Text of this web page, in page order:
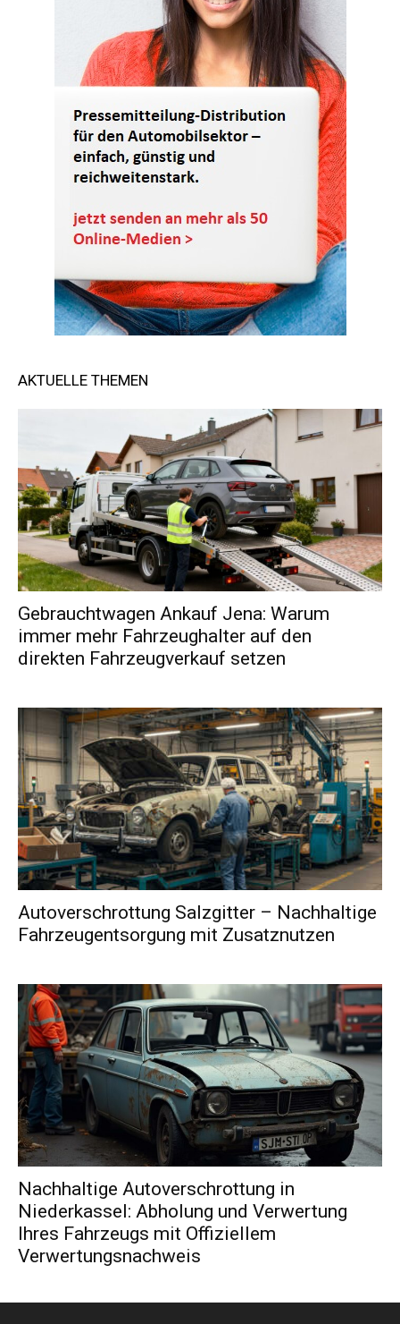
AKTUELLE THEMEN
Gebrauchtwagen Ankauf Jena: Warum
immer mehr Fahrzeughalter auf den
direkten Fahrzeugverkauf setzen
Autoverschrottung Salzgitter – Nachhaltige
Fahrzeugentsorgung mit Zusatznutzen
Nachhaltige Autoverschrottung in
Niederkassel: Abholung und Verwertung
Ihres Fahrzeugs mit Offiziellem
Verwertungsnachweis